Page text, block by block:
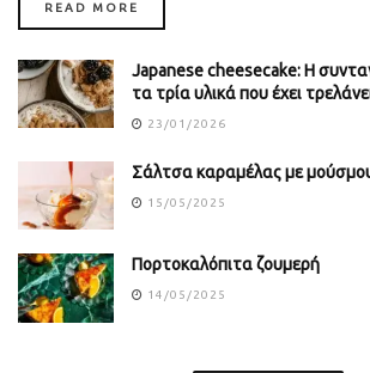
READ MORE
Japanese cheesecake: Η
τα τρία υλικά που έχει
23/01/2026
Σάλτσα καραμέλας με
15/05/2025
Πορτοκαλόπιτα ζουμερή
14/05/2025